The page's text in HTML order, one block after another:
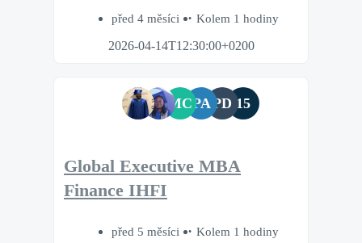
před 4 měsíci
Kolem 1 hodiny
2026-04-14T12:30:00+0200
MC PA PD 15
Global Executive MBA
Finance IHFI
před 5 měsíci Kolem 1 hodiny